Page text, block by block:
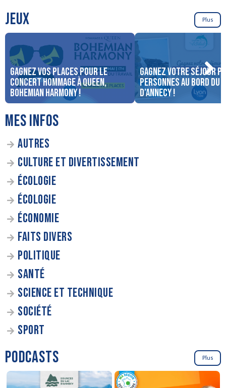
JEUX Plus
Gagnez vos places pour le
concert Hommage à Queen,
Bohemian Harmony !
Gagnez votre séjour
personnes au bord du
d’Annecy !
MES INFOS
AUTRES
CULTURE ET DIVERTISSEMENT
ÉCOLOGIE
ÉCOLOGIE
ÉCONOMIE
FAITS DIVERS
POLITIQUE
SANTÉ
SCIENCE ET TECHNIQUE
SOCIÉTÉ
SPORT
PODCASTS Plus